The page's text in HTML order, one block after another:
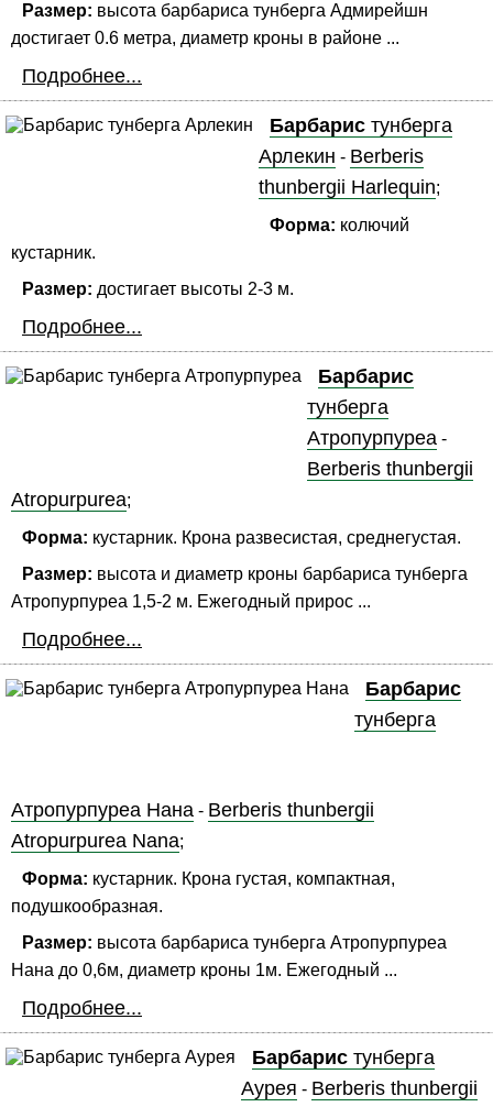
Размер: высота барбариса тунберга Адмирейшн
достигает 0.6 метра, диаметр кроны в районе ...
Подробнее...
Барбарис тунберга
Арлекин - Berberis
thunbergii Harlequin;
Форма: колючий
кустарник.
Размер: достигает высоты 2-3 м.
Подробнее...
Барбарис
тунберга
Атропурпуреа -
Berberis thunbergii
Atropurpurea;
Форма: кустарник. Крона развесистая, среднегустая.
Размер: высота и диаметр кроны барбариса тунберга
Атропурпуреа 1,5-2 м. Ежегодный прирос ...
Подробнее...
Барбарис
тунберга
Атропурпуреа Нана - Berberis thunbergii
Atropurpurea Nana;
Форма: кустарник. Крона густая, компактная,
подушкообразная.
Размер: высота барбариса тунберга Атропурпуреа
Нана до 0,6м, диаметр кроны 1м. Ежегодный ...
Подробнее...
Барбарис тунберга
Аурея - Berberis thunbergii